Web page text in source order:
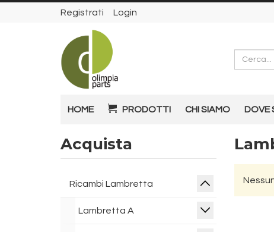
Registrati Login
Cerca
HOME PRODOTTI CHI SIAMO DOVE
Acquista
Ricambi Lambretta
Lambretta A